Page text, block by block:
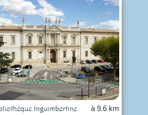
Inguimbertine à 9.6 km